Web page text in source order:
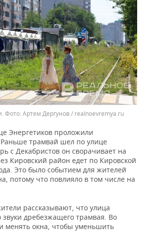
Артем Дергунов / realnoevremya.ru
Энергетиков проложили
трамвай шел по улице
с Декабристов он сворачивает на
Кировский район едет по Кировской
Это было событием для жителей
потому что повлияло в том числе на
рассказывают, что улица
дребезжащего трамвая. Во
менять окна, чтобы уменьшить